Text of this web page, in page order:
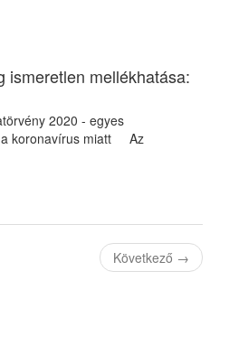
ismeretlen mellékhatása:
2020 - egyes
a koronavírus miatt Az
Következő →